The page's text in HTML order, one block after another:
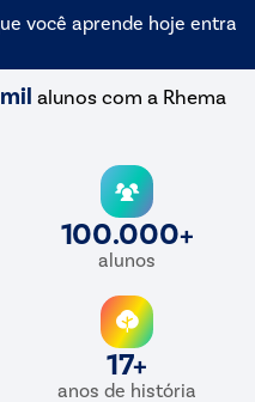
você aprende hoje entra
alunoscom a Rhema
100.000+
alunos
17+
anos de história